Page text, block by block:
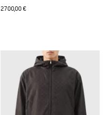
2700,00 €